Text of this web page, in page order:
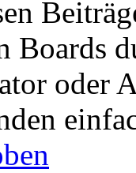
Boards
oder